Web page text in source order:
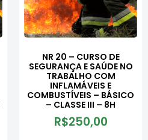
NR 20 – CURSO DE
SEGURANÇA E SAÚDE NO
TRABALHO COM
INFLAMÁVEIS E
COMBUSTÍVEIS – BÁSICO
– CLASSE III – 8H
R$250,00